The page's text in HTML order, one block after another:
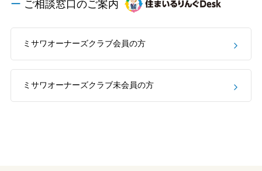
住まいづくりを楽しく学べるデジタルラウンジです。
ホームラウンジ 新築・戸建て
ウエルネス事業
海外事業
ご相談窓口のご案内
ミサワオーナーズクラブ会員の方
ミサワオーナーズクラブ未会員の方